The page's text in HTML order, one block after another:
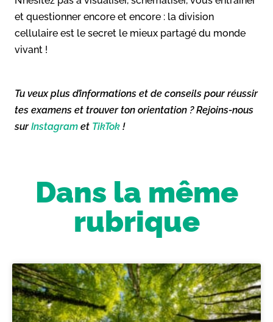
et questionner encore et encore : la division
cellulaire est le secret le mieux partagé du monde
vivant !
Tu veux plus d’informations et de conseils pour réussir
tes examens et trouver ton orientation ? Rejoins-nous
surInstagram et TikTok !
Dans la même
rubrique